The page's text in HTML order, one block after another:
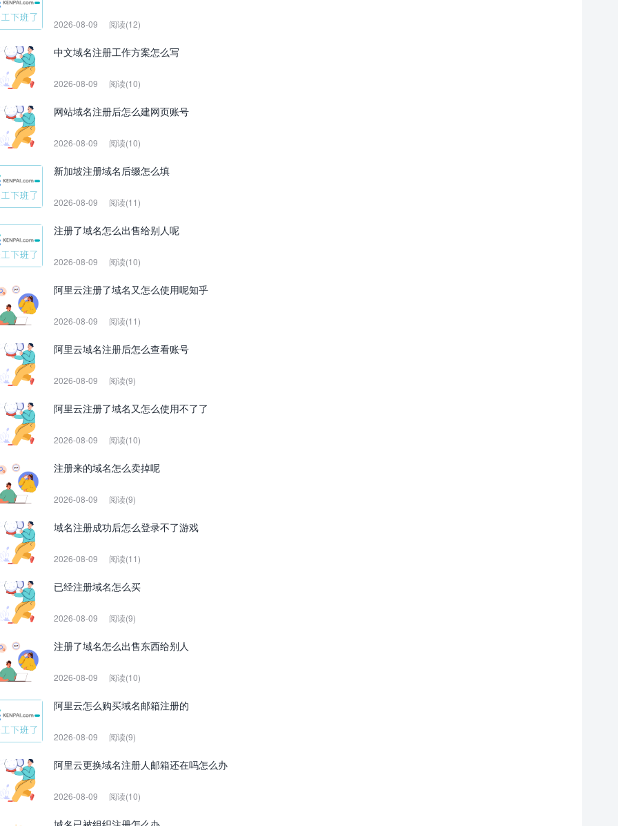
2026-08-09 阅读(12)
中文域名注册工作方案怎么写
2026-08-09 阅读(10)
网站域名注册后怎么建网页账号
2026-08-09 阅读(10)
新加坡注册域名后缀怎么填
2026-08-09 阅读(11)
注册了域名怎么出售给别人呢
2026-08-09 阅读(10)
阿里云注册了域名又怎么使用呢知乎
2026-08-09 阅读(11)
阿里云域名注册后怎么查看账号
2026-08-09 阅读(9)
阿里云注册了域名又怎么使用不了了
2026-08-09 阅读(10)
注册来的域名怎么卖掉呢
2026-08-09 阅读(9)
域名注册成功后怎么登录不了游戏
2026-08-09 阅读(11)
已经注册域名怎么买
2026-08-09 阅读(9)
注册了域名怎么出售东西给别人
2026-08-09 阅读(10)
阿里云怎么购买域名邮箱注册的
2026-08-09 阅读(9)
阿里云更换域名注册人邮箱还在吗怎么办
2026-08-09 阅读(10)